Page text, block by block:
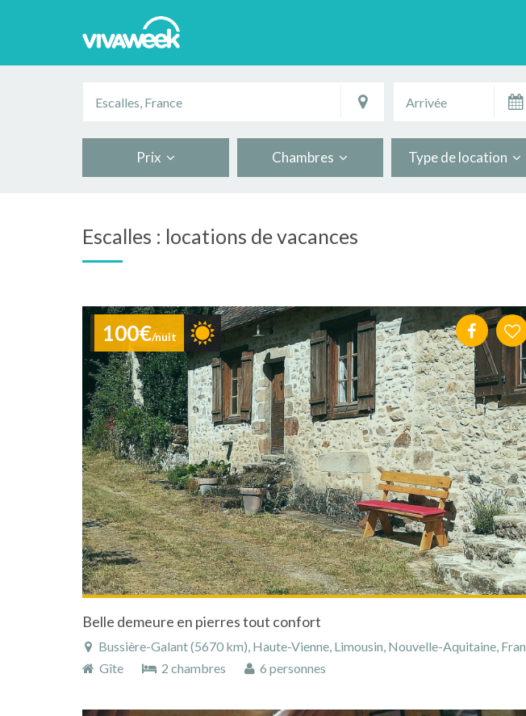
Prix Chambres Type de location
Escalles : locations de vacances
100€/nuit
Belle demeure en pierres tout confort
Bussière-Galant (5670 km), Haute-Vienne, Limousin, Nouvelle-Aquitaine, France
Gîte
2 chambres 6 personnes